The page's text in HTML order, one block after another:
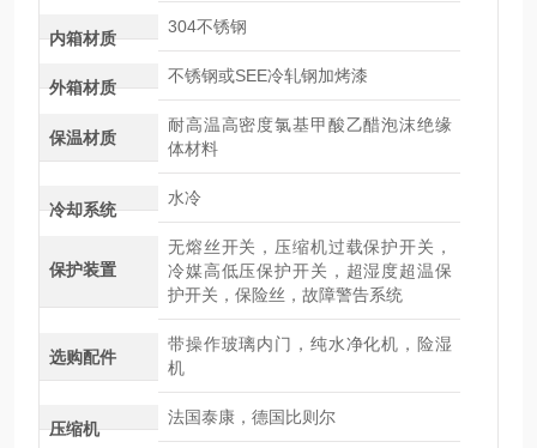
内箱材质
304不锈钢
外箱材质
不锈钢或SEE冷轧钢加烤漆
保温材质
耐高温高密度氯基甲酸乙醋泡沫绝缘
体材料
冷却系统
水冷
保护装置
无熔丝开关，压缩机过载保护开关，
冷媒高低压保护开关，超湿度超温保
护开关，保险丝，故障警告系统
选购配件
带操作玻璃内门，纯水净化机，险湿
机
压缩机
法国泰康，德国比则尔